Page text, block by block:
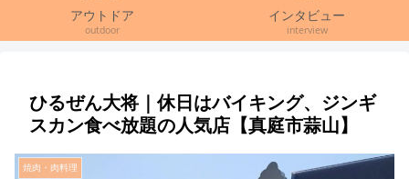
アウトドア
outdoor
インタビュー
interview
ひるぜん大将｜休日はバイキング、ジンギ
スカン食べ放題の人気店【真庭市蒜山】
焼肉・肉料理